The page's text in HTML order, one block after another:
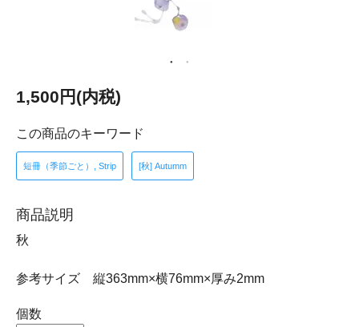
1,500円(内税)
この商品のキーワード
短冊（季節ごと）, Strip [秋] Autumm
商品説明
秋
参考サイズ 縦363mm×横76mm×厚み2mm
個数